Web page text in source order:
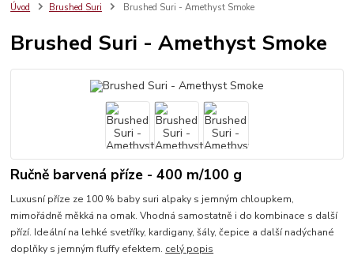
Úvod Brushed Suri Brushed Suri - Amethyst Smoke
Brushed Suri - Amethyst Smoke
Ručně barvená příze - 400 m/100 g
Luxusní příze ze 100 % baby suri alpaky s jemným chloupkem,
mimořádně měkká na omak. Vhodná samostatně i do kombinace s další
přízí. Ideální na lehké svetříky, kardigany, šály, čepice a další nadýchané
doplňky s jemným fluffy efektem. celý popis